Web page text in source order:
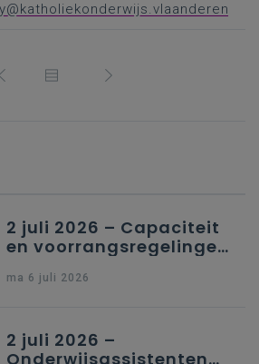
2 juli 2026 – Capaciteit
en voorrangsregelingen
secundair onderwijs in
ma 6 juli 2026
2 juli 2026 –
Onderwijsassistenten